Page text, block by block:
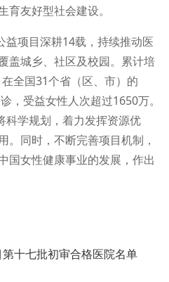
友好型社会建设。
益项目深耕14载，持续推动医
盖城乡、社区及校园。累计培
全国31个省（区、市）的
，受益女性人次超过1650万。
科学规划，着力发挥资源优
。同时，不断完善项目机制，
国女性健康事业的发展，作出
第十七批初审合格医院名单